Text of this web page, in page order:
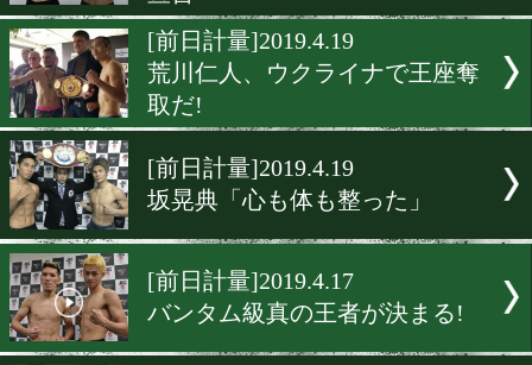
[前日計量]2019.4.20
奥本貴之が2度目の防衛戦
日計量
[前日計量]2019.4.20
矢田良太、3度目の防衛戦
宣言
[前日計量]2019.4.19
荒川仁人、ウクライナで王